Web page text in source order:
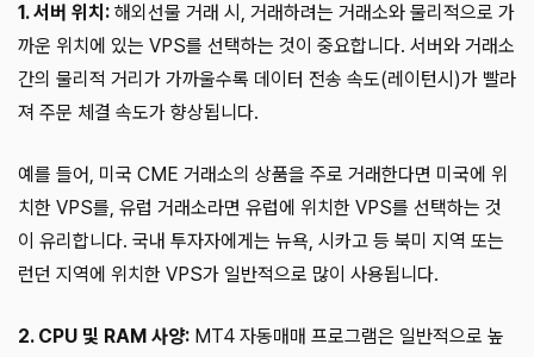
1. 서버 위치: 해외선물 거래 시, 거래하려는 거래소와 물리적으로 가
까운 위치에 있는 VPS를 선택하는 것이 중요합니다. 서버와 거래소
간의 물리적 거리가 가까울수록 데이터 전송 속도(레이턴시)가 빨라
져 주문 체결 속도가 향상됩니다.
예를 들어, 미국 CME 거래소의 상품을 주로 거래한다면 미국에 위
치한 VPS를, 유럽 거래소라면 유럽에 위치한 VPS를 선택하는 것
이 유리합니다. 국내 투자자에게는 뉴욕, 시카고 등 북미 지역 또는
런던 지역에 위치한 VPS가 일반적으로 많이 사용됩니다.
2. CPU 및 RAM 사양: MT4 자동매매 프로그램은 일반적으로 높